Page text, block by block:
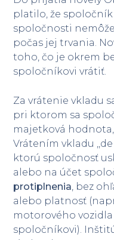
platilo, že
spoločnosti
počas jej trvania.
toho, čo je okrem
spoločníkovi vrátiť.
Za vrátenie vkladu
pri ktorom sa
majetková
Vrátením vkladu ,,de
ktorú spoločnosť
alebo na účet
protiplnenia, bez
alebo platnosť
motorového
spoločníkovi).